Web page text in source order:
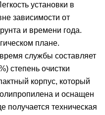
установки в
зависимости от
и времени года.
плане.
службы составляет
степень очистки
корпус, который
и оснащен
получается техническая